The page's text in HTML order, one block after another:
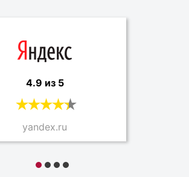
4.9 из 5
yandex.ru